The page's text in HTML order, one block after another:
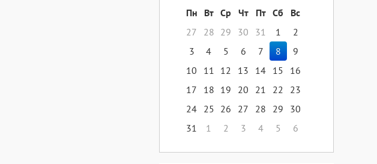
Пн
Вт Ср Чт Пт Сб
Вс
27
28 29 30 31 1
2
3
4 5 6 7 8
9
10
11 12 13 14 15
16
17
18 19 20 21 22
23
24 25 26 27 28 29
30
31
1 2 3 4 5 6